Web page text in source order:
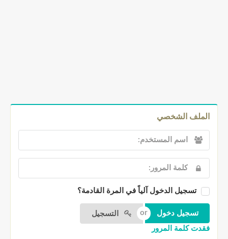
الملف الشخصي
تسجيل الدخول آلياً في المرة القادمة؟
التسجيل
فقدت كلمة المرور